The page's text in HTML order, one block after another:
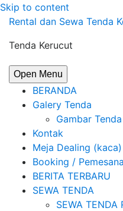
Skip to content
Rental dan Sewa Tenda
Tenda Kerucut
Open Menu
BERANDA
Galery Tenda
Gambar Tenda
Kontak
Meja Dealing (kaca)
Booking /
BERITA TERBARU
SEWA TENDA
SEWA TENDA